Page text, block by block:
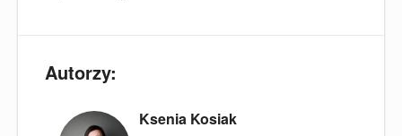
Autorzy:
Ksenia Kosiak